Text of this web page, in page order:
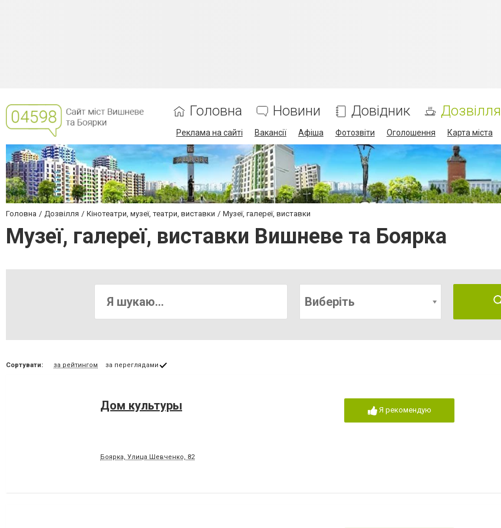
Головна Новини Довідник Дозвілля
Реклама на сайті Вакансії Афіша Фотозвіти Оголошення Карта міста
Головна Дозвілля Кінотеатри, музеї, театри, виставки Музеї, галереї, виставки
Музеї, галереї, виставки Вишневе та Боярка
Виберіть
Сортувати: за рейтингом за переглядами
Дом культуры
Боярка, Улица Шевченко, 82
Я рекомендую